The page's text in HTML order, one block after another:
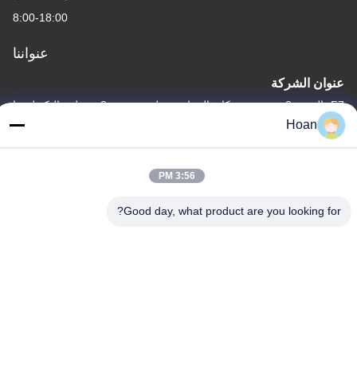
8:00-18:00
عنواننا
عنوان الشركة
F7، المبنى 2، حديقة شينكاي الصناعية، طريق جينيه 2، منطقة التكنولوجيا
العالية، شيان
Hoan
3:56 PM
Good day, what product are you looking for?